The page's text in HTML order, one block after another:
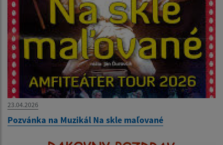
23.04.2026
Pozvánka na Muzikál Na skle maľované